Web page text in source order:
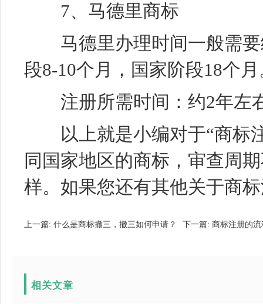
7、马德里商标
马德里办理时间一般需要
段8-10个月，国家阶段18个
注册所需时间：约2年左
以上就是小编对于“商标
同国家地区的商标，审查周
样。如果您还有其他关于商
上一篇: 什么是商标撤三，撤三如何申请？ 下一篇: 商标注册的
相关文章